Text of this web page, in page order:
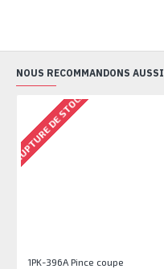
NOUS RECOMMANDONS AUSSI
RUPTURE DE STOCK
1PK-396A Pince coupe